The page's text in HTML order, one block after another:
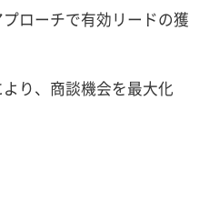
ローチで有効リードの獲
り、商談機会を最大化